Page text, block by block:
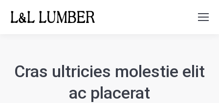
Search:
Cras ultricies molestie elit
ac placerat